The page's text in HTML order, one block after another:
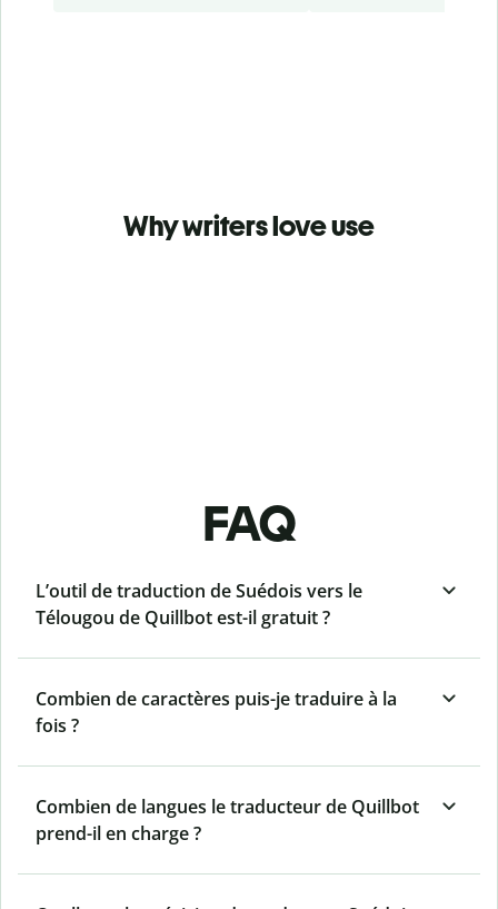
Why writers love use
FAQ
L’outil de traduction de Suédois vers le
Télougou de Quillbot est-il gratuit ?
Combien de caractères puis-je traduire à la
fois ?
Combien de langues le traducteur de Quillbot
prend-il en charge ?